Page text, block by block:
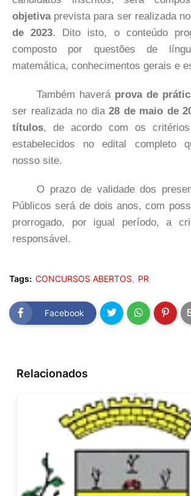
objetivaprevista para ser realizada
de 2023. Dito isto, o conteúdo
composto por questões de
matemática, conhecimentos gerais e
Também haverá prova de
ser realizada no dia28 de maio de
títulos, de acordo com os critérios
estabelecidos no edital completo
nosso site.
O prazo de validade dos
Públicos será de dois anos, com
prorrogado, por igual período, a
responsável.
Tags: CONCURSOS ABERTOS PR
Facebook
Relacionados